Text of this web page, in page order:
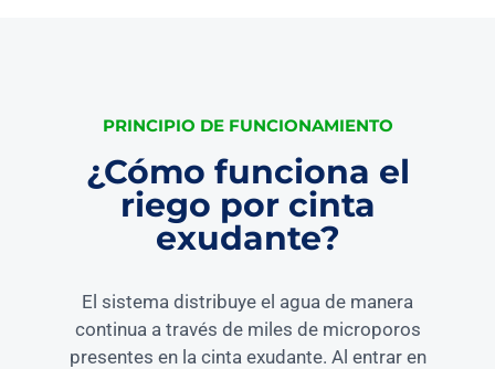
PRINCIPIO DE FUNCIONAMIENTO
¿Cómo funciona el
riego por cinta
exudante?
El sistema distribuye el agua de manera
continua a través de miles de microporos
presentes en la cinta exudante. Al entrar en